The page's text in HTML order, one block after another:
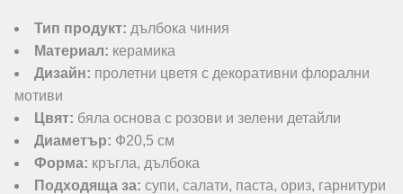
Тип продукт: дълбока чиния
Материал: керамика
Дизайн: пролетни цветя с декоративни флорални
мотиви
Цвят: бяла основа с розови и зелени детайли
Диаметър: Ф20,5 см
Форма: кръгла, дълбока
Подходяща за: супи, салати, паста, ориз, гарнитури